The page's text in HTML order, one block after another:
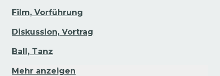
Film, Vorführung
Diskussion, Vortrag
Ball, Tanz
Mehr anzeigen